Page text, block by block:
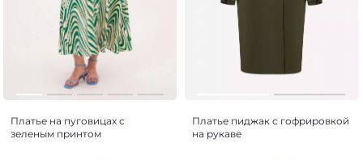
Платье на пуговицах с
зеленым принтом
Платье пиджак с гофрировкой
на рукаве